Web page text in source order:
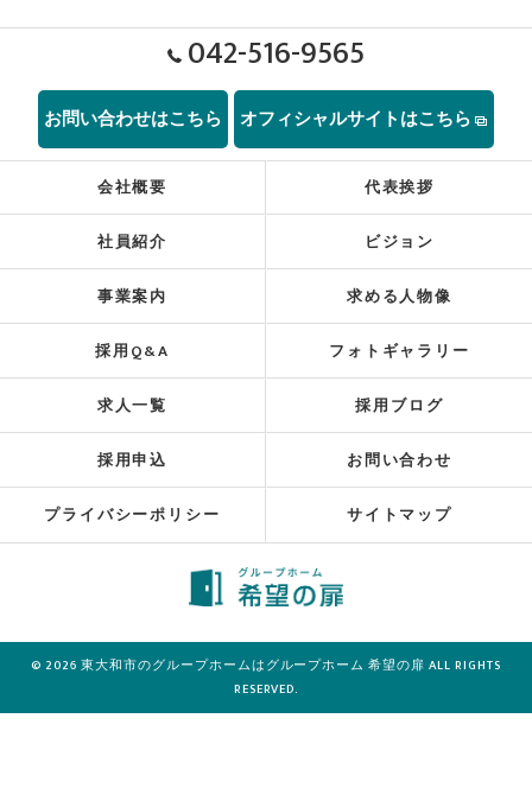
042-516-9565
お問い合わせはこちら オフィシャルサイトはこちら
会社概要 代表挨拶
社員紹介 ビジョン
事業案内 求める人物像
採用Q&A フォトギャラリー
求人一覧 採用ブログ
採用申込 お問い合わせ
プライバシーポリシー サイトマップ
© 2026 東大和市のグループホームはグループホーム 希望の扉 ALL RIGHTS
RESERVED.